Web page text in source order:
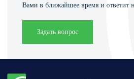
Вами в ближайшее время и ответит
Задать вопрос